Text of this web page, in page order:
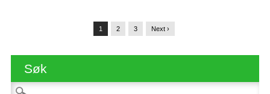
1 2 3 Next ›
Søk
Søk etter: